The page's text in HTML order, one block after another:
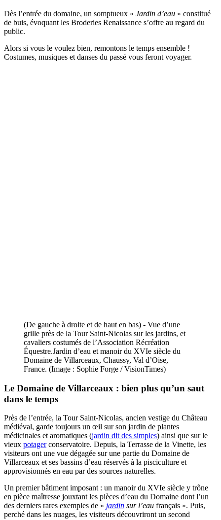
Dès l’entrée du domaine, un somptueux « Jardin d’eau » constitué
de buis, évoquant les Broderies Renaissance s’offre au regard du
public.
Alors si vous le voulez bien, remontons le temps ensemble !
Costumes, musiques et danses du passé vous feront voyager.
(De gauche à droite et de haut en bas) - Vue d’une
grille près de la Tour Saint-Nicolas sur les jardins, et
cavaliers costumés de l’Association Récréation
Équestre.Jardin d’eau et manoir du XVIe siècle du
Domaine de Villarceaux, Chaussy, Val d’Oise,
France. (Image : Sophie Forge / VisionTimes)
Le Domaine de Villarceaux : bien plus qu’un saut
dans le temps
Près de l’entrée, la Tour Saint-Nicolas, ancien vestige du Château
médiéval, garde toujours un œil sur son jardin de plantes
médicinales et aromatiques (jardin dit des simples) ainsi que sur le
vieux potagerconservatoire. Depuis, la Terrasse de la Vinette, les
visiteurs ont une vue dégagée sur une partie du Domaine de
Villarceaux et ses bassins d’eau réservés à la pisciculture et
approvisionnés en eau par des sources naturelles.
Un premier bâtiment imposant : un manoir du XVIe siècle y trône
en pièce maîtresse jouxtant les pièces d’eau du Domaine dont l’un
des derniers rares exemples de « jardin sur l’eau français ». Puis,
perché dans les nuages, les visiteurs découvriront un second